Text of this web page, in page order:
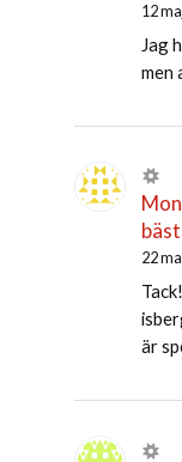
12
Jag
men
22
är